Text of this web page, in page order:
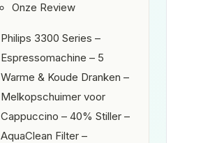
Onze Review
Philips 3300 Series –
Espressomachine – 5
Warme & Koude Dranken –
Melkopschuimer voor
Cappuccino – 40% Stiller –
AquaClean Filter –